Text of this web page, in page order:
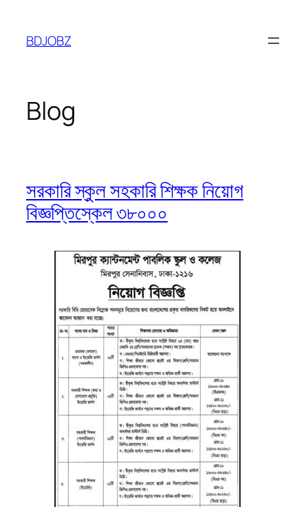
content
BDJOBZ
Blog
সরকারি স্কুল সহকারি শিক্ষক নিয়োগ
বিজ্ঞপ্তিস্কেল ৩৮০০০